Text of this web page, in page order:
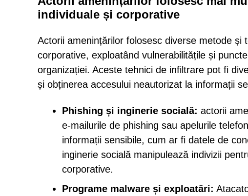
individuale și corporative
Actorii amenințărilor folosesc diverse metode
corporative, exploatând vulnerabilitățile și
organizației. Aceste tehnici de infiltrare pot fi
și obținerea accesului neautorizat la informații
Phishing și inginerie socială: actorii
e-mailurile de phishing sau apelurile
informații sensibile, cum ar fi datele de
inginerie socială manipulează indivizii
corporative.
Programe malware și exploatări: